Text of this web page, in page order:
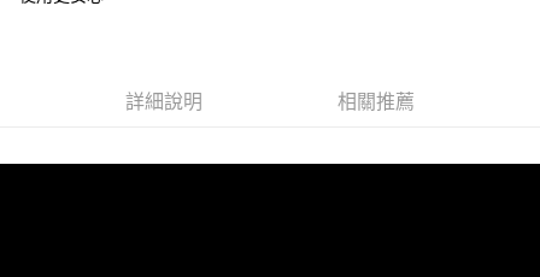
由本公司與您本人進行分期帳單所需資料之確認、核對及更正。
※ 請注意：結帳手續完成當下不需立刻繳費，但若您需要取消訂單，請聯絡
是否繳費成功／繳費後需取消欲退款等相關疑問，請聯繫「AFTEE先享後付
客戶支援中心」 https://netprotections.freshdesk.com/support/home
請自備購物袋，若需購買紙袋可現場詢問
詳細說明 相關推薦